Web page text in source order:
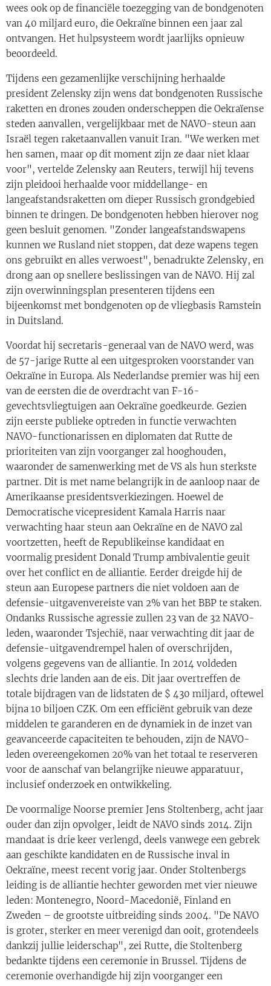
wees ook op de financiële toezegging van de bondgenoten
van 40 miljard euro, die Oekraïne binnen een jaar zal
ontvangen. Het hulpsysteem wordt jaarlijks opnieuw
beoordeeld.
Tijdens een gezamenlijke verschijning herhaalde
president Zelensky zijn wens dat bondgenoten Russische
raketten en drones zouden onderscheppen die Oekraïense
steden aanvallen, vergelijkbaar met de NAVO-steun aan
Israël tegen raketaanvallen vanuit Iran. "We werken met
hen samen, maar op dit moment zijn ze daar niet klaar
voor", vertelde Zelensky aan Reuters, terwijl hij tevens
zijn pleidooi herhaalde voor middellange- en
langeafstandsraketten om dieper Russisch grondgebied
binnen te dringen. De bondgenoten hebben hierover nog
geen besluit genomen. "Zonder langeafstandswapens
kunnen we Rusland niet stoppen, dat deze wapens tegen
ons gebruikt en alles verwoest", benadrukte Zelensky, en
drong aan op snellere beslissingen van de NAVO. Hij zal
zijn overwinningsplan presenteren tijdens een
bijeenkomst met bondgenoten op de vliegbasis Ramstein
in Duitsland.
Voordat hij secretaris-generaal van de NAVO werd, was
de 57-jarige Rutte al een uitgesproken voorstander van
Oekraïne in Europa. Als Nederlandse premier was hij een
van de eersten die de overdracht van F-16-
gevechtsvliegtuigen aan Oekraïne goedkeurde. Gezien
zijn eerste publieke optreden in functie verwachten
NAVO-functionarissen en diplomaten dat Rutte de
prioriteiten van zijn voorganger zal hooghouden,
waaronder de samenwerking met de VS als hun sterkste
partner. Dit is met name belangrijk in de aanloop naar de
Amerikaanse presidentsverkiezingen. Hoewel de
Democratische vicepresident Kamala Harris naar
verwachting haar steun aan Oekraïne en de NAVO zal
voortzetten, heeft de Republikeinse kandidaat en
voormalig president Donald Trump ambivalentie geuit
over het conflict en de alliantie. Eerder dreigde hij de
steun aan Europese partners die niet voldoen aan de
defensie-uitgavenvereiste van 2% van het BBP te staken.
Ondanks Russische agressie zullen 23 van de 32 NAVO-
leden, waaronder Tsjechië, naar verwachting dit jaar de
defensie-uitgavendrempel halen of overschrijden,
volgens gegevens van de alliantie. In 2014 voldeden
slechts drie landen aan de eis. Dit jaar overtreffen de
totale bijdragen van de lidstaten de $ 430 miljard, oftewel
bijna 10 biljoen CZK. Om een ​​efficiënt gebruik van deze
middelen te garanderen en de dynamiek in de inzet van
geavanceerde capaciteiten te behouden, zijn de NAVO-
leden overeengekomen 20% van het totaal te reserveren
voor de aanschaf van belangrijke nieuwe apparatuur,
inclusief onderzoek en ontwikkeling.
De voormalige Noorse premier Jens Stoltenberg, acht jaar
ouder dan zijn opvolger, leidt de NAVO sinds 2014. Zijn
mandaat is drie keer verlengd, deels vanwege een gebrek
aan geschikte kandidaten en de Russische inval in
Oekraïne, meest recent vorig jaar. Onder Stoltenbergs
leiding is de alliantie hechter geworden met vier nieuwe
leden: Montenegro, Noord-Macedonië, Finland en
Zweden – de grootste uitbreiding sinds 2004. "De NAVO
is groter, sterker en meer verenigd dan ooit, grotendeels
dankzij jullie leiderschap", zei Rutte, die Stoltenberg
bedankte tijdens een ceremonie in Brussel. Tijdens de
ceremonie overhandigde hij zijn voorganger een